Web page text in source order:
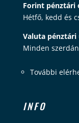
Forint pénztári
Hétfő, kedd és
Valuta pénztári
Minden
További
INFO